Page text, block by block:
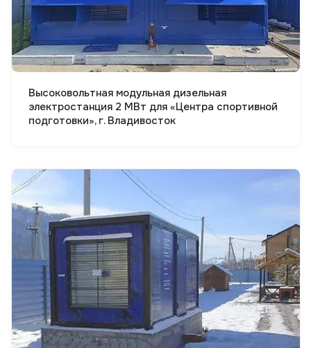
Высоковольтная модульная дизельная
электростанция 2 МВт для «Центра спортивной
подготовки», г. Владивосток
Смотреть проект